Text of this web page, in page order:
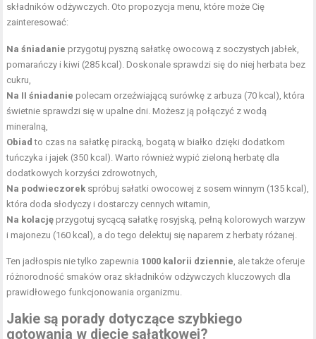
składników odżywczych. Oto propozycja menu, które może Cię
zainteresować:
Na śniadanie przygotuj pyszną sałatkę owocową z soczystych jabłek,
pomarańczy i kiwi (285 kcal). Doskonale sprawdzi się do niej herbata bez
cukru,
Na II śniadanie polecam orzeźwiającą surówkę z arbuza (70 kcal), która
świetnie sprawdzi się w upalne dni. Możesz ją połączyć z wodą
mineralną,
Obiad to czas na sałatkę piracką, bogatą w białko dzięki dodatkom
tuńczyka i jajek (350 kcal). Warto również wypić zieloną herbatę dla
dodatkowych korzyści zdrowotnych,
Na podwieczorek spróbuj sałatki owocowej z sosem winnym (135 kcal),
która doda słodyczy i dostarczy cennych witamin,
Na kolację przygotuj sycącą sałatkę rosyjską, pełną kolorowych warzyw
i majonezu (160 kcal), a do tego delektuj się naparem z herbaty różanej.
Ten jadłospis nie tylko zapewnia 1000 kalorii dziennie , ale także oferuje
różnorodność smaków oraz składników odżywczych kluczowych dla
prawidłowego funkcjonowania organizmu.
Jakie są porady dotyczące szybkiego
gotowania w diecie sałatkowej?